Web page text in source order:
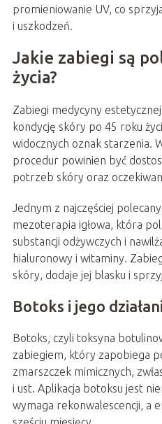
promieniowanie UV, co
i uszkodzeń.
Jakie zabiegi są
życia?
Zabiegi medycyny
kondycję skóry po 45 roku
widocznych oznak starzenia.
procedur powinien być
potrzeb skóry oraz
Jednym z najczęściej
mezoterapia igłowa, która
substancji odżywczych i
hialuronowy i witaminy.
skóry, dodaje jej blasku i
Botoks i jego
Botoks, czyli toksyna
zabiegiem, który zapobiega
zmarszczek mimicznych,
i ust. Aplikacja botoksu jest
wymaga rekonwalescencji, a